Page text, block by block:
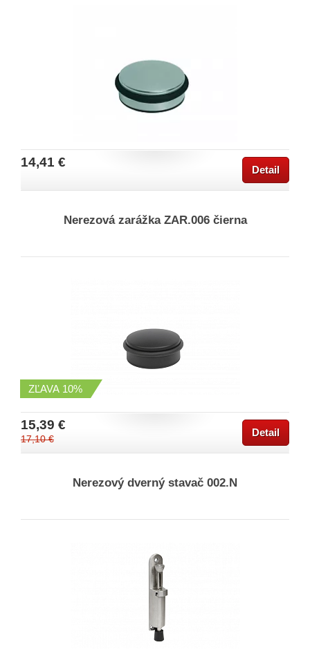
14,41 €
Detail
Nerezová zarážka ZAR.006 čierna
ZĽAVA 10%
15,39 €
17,10 €
Detail
Nerezový dverný stavač 002.N